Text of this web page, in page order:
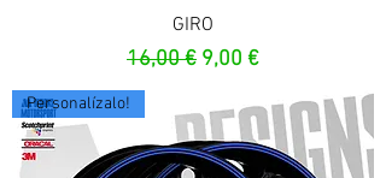
GIRO
Precio
16,00 € Precio de oferta
9,00 €
Personalízalo!